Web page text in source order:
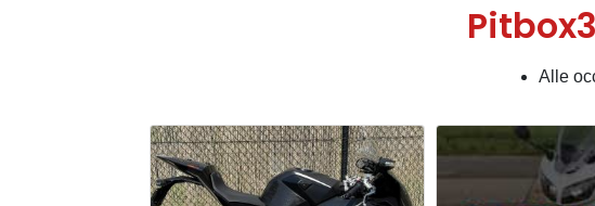
Alle